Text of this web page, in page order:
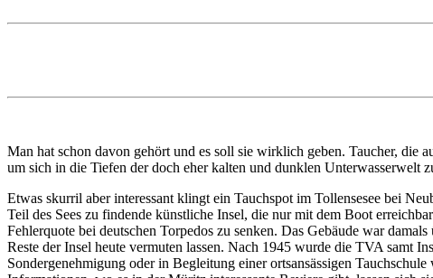
Man hat schon davon gehört und es soll sie wirklich geben. Taucher, die
um sich in die Tiefen der doch eher kalten und dunklen Unterwasserwelt
Etwas skurril aber interessant klingt ein Tauchspot im Tollensesee bei
Teil des Sees zu findende künstliche Insel, die nur mit dem Boot
Fehlerquote bei deutschen Torpedos zu senken. Das Gebäude war
Reste der Insel heute vermuten lassen. Nach 1945 wurde die TVA samt
Sondergenehmigung oder in Begleitung einer ortsansässigen Tauchschule